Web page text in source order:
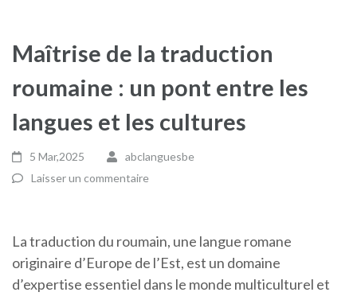
Maîtrise de la traduction
roumaine : un pont entre les
langues et les cultures
5 Mar,2025
abclanguesbe
Laisser un commentaire
La traduction du roumain, une langue romane
originaire d’Europe de l’Est, est un domaine
d’expertise essentiel dans le monde multiculturel et